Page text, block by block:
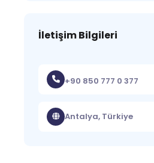
İletişim Bilgileri
+90 850 777 0 377
Antalya, Türkiye